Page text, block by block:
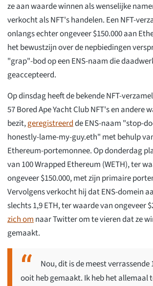
ze aan waarde winnen als wenselijke
verkocht als NFT's handelen. Een NFT-
onlangs echter ongeveer $150.000 aan
het bewustzijn over de nepbiedingen
"grap"-bod op een ENS-naam die
geaccepteerd.
Op dinsdag heeft de bekende NFT-
57 Bored Ape Yacht Club NFT's en andere
bezit,geregistreerdde ENS-naam "stop-
honestly-lame-my-guy.eth" met behulp
Ethereum-portemonnee. Op donderdag
van 100 Wrapped Ethereum (WETH), ter
ongeveer $150.000, met zijn primaire
Vervolgens verkocht hij dat ENS-domein
slechts 1,9 ETH, ter waarde van ongeveer
zich omnaar Twitter om te vieren dat ze
gemaakt.
Nou, dit is de meest verrassende
ooit heb gemaakt. Ik heb het allemaal